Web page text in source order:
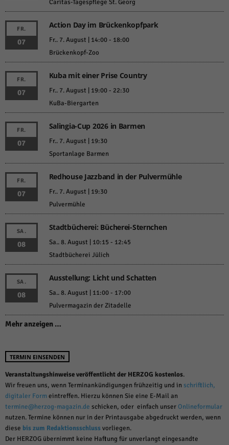
Caritas-Tagespflege St. Georg
FR.
07
Action Day im Brückenkopfpark
Fr.. 7. August | 14:00- 18:00
Brückenkopf-Zoo
FR.
07
Kuba mit einer Prise Country
Fr.. 7. August | 19:00- 22:30
KuBa-Biergarten
FR.
07
Salingia-Cup 2026 in Barmen
Fr.. 7. August | 19:30
Sportanlage Barmen
FR.
07
Redhouse Jazzband in der Pulvermühle
Fr.. 7. August | 19:30
Pulvermühle
SA.
08
Stadtbücherei: Bücherei-Sternchen
Sa.. 8. August | 10:15 - 12:45
Stadtbücherei Jülich
SA.
08
Ausstellung: Licht und Schatten
Sa.. 8. August | 11:00- 17:00
Pulvermagazin der Zitadelle
Mehr anzeigen …
TERMIN EINSENDEN
Veranstaltungshinweise veröffentlicht der HERZOG kostenlos.
Wir freuen uns, wenn Terminankündigungen frühzeitig und in schriftlich,
digitaler Formeintreffen. Hierzu können Sie eine E-Mail an
termine@herzog-magazin.de schicken, oder einfach unserOnlineformular
nutzen. Termine können nur in der Printausgabe abgedruckt werden, wenn
diese bis zum Redaktionsschlussvorliegen.
Der HERZOG übernimmt keine Haftung für unverlangt eingesandte